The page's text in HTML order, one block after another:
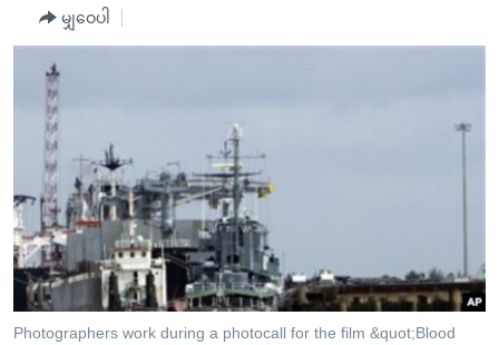
အကြောင်းအရာ
ပင်မ
အ
ညွန်း
စာမျက်နှာ
သို့
အစ္စရေး-ပါလက်စတိုင်း
ရပ်ဝန်းတခု လမ်းတခု အလွန်
အင်္ဂလိပ်စာလေ့လာမယ်
အမေရိကန်သုံးအီဒီယံ
မကြေးမုံရဲ့ အင်္ဂလိပ်စာ
ရုပ်ရှင်ထဲက အင်္ဂလိပ်စာ
သုတပဒေသာ အင်္ဂလိပ်စာ
အပတ်စဉ်ကဏ္ဍများ
ရေဒီယို
တီဗွီ
ရေဒီယိုနှင့်ရုပ်သံ အချက်အလက်များ
ရေဒီယို/တီဗွီအစီအစဉ်
Learning English
ဗွီအိုအေ လူမှုကွန်ယက်များ
မျှဝေပါ
Photographers work during a photocall for the film &quot;Blood